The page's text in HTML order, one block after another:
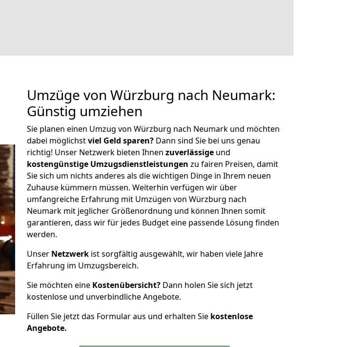
Umzüge von Würzburg nach Neumark:
Günstig umziehen
Sie planen einen Umzug von Würzburg nach Neumark und möchten
dabei möglichstviel Geld sparen? Dann sind Sie bei uns genau
richtig! Unser Netzwerk bieten Ihnen zuverlässige und
kostengünstige Umzugsdienstleistungen zu fairen Preisen, damit
Sie sich um nichts anderes als die wichtigen Dinge in Ihrem neuen
Zuhause kümmern müssen. Weiterhin verfügen wir über
umfangreiche Erfahrung mit Umzügen von Würzburg nach
Neumark mit jeglicher Größenordnung und können Ihnen somit
garantieren, dass wir für jedes Budget eine passende Lösung finden
werden.
Unser Netzwerk ist sorgfältig ausgewählt, wir haben viele Jahre
Erfahrung im Umzugsbereich.
Sie möchten eine Kostenübersicht? Dann holen Sie sich jetzt
kostenlose und unverbindliche Angebote.
Füllen Sie jetzt das Formular aus und erhalten Sie kostenlose
Angebote.